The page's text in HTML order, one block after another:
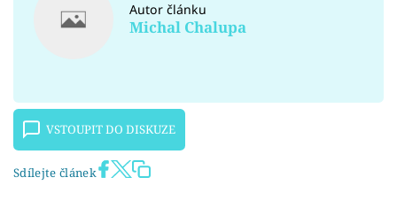
Autor článku
Michal Chalupa
VSTOUPIT DO DISKUZE
Sdílejte článek